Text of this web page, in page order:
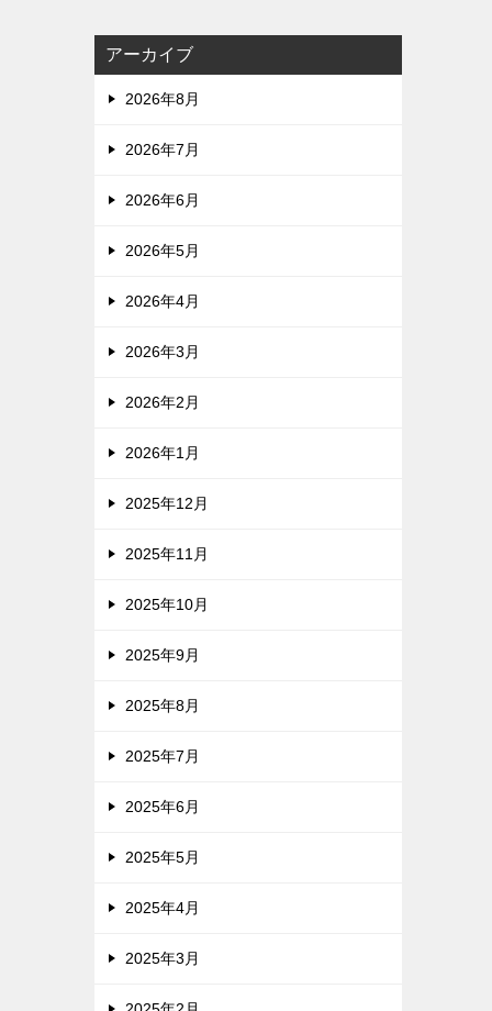
アーカイブ
2026年8月
2026年7月
2026年6月
2026年5月
2026年4月
2026年3月
2026年2月
2026年1月
2025年12月
2025年11月
2025年10月
2025年9月
2025年8月
2025年7月
2025年6月
2025年5月
2025年4月
2025年3月